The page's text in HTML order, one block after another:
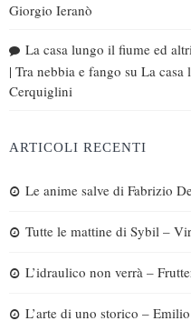
Giorgio Ieranò
La casa lungo il fiume ed
| Tra nebbia e fango su La casa
Cerquiglini
ARTICOLI RECENTI
Le anime salve di Fabrizio
Tutte le mattine di Sybil –
L’idraulico non verrà –
L’arte di uno storico –